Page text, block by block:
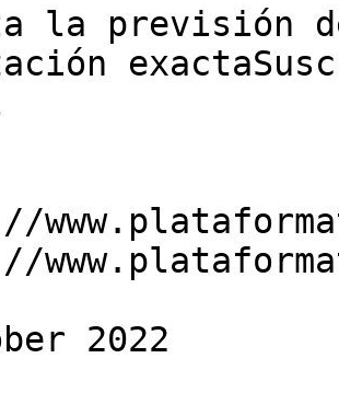
la previsión
2022